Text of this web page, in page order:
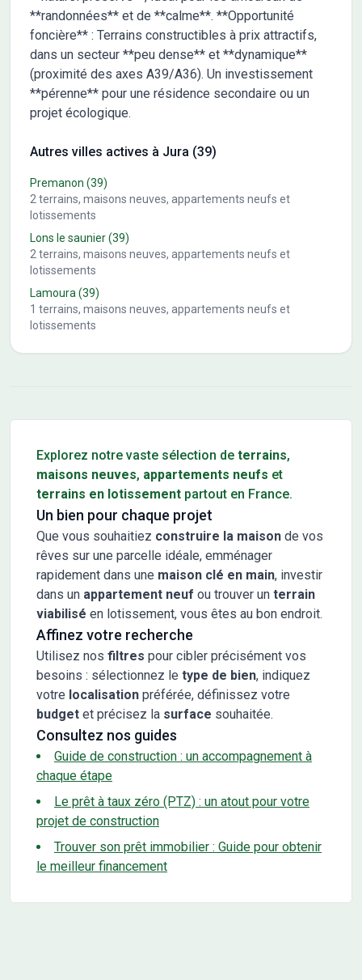
**randonnées** et de **calme**. **Opportunité
foncière** : Terrains constructibles à prix attractifs,
dans un secteur **peu dense** et **dynamique**
(proximité des axes A39/A36). Un investissement
**pérenne** pour une résidence secondaire ou un
projet écologique.
Autres villes actives à Jura (39)
Premanon (39)
2 terrains, maisons neuves, appartements neufs et
lotissements
Lons le saunier(39)
2 terrains, maisons neuves, appartements neufs et
lotissements
Lamoura (39)
1 terrains, maisons neuves, appartements neufs et
lotissements
Explorez notre vaste sélection de terrains,
maisons neuves, appartements neufs et
terrains en lotissement partout en France.
Un bien pour chaque projet
Que vous souhaitiez construire la maison de vos
rêves sur une parcelle idéale, emménager
rapidement dans une maison clé en main, investir
dans un appartement neuf ou trouver un terrain
viabilisé en lotissement, vous êtes au bon endroit.
Affinez votre recherche
Utilisez nos filtres pour cibler précisément vos
besoins : sélectionnez le type de bien, indiquez
votre localisation préférée, définissez votre
budget et précisez la surface souhaitée.
Consultez nos guides
Guide de construction : un accompagnement à
chaque étape
Le prêt à taux zéro (PTZ) : un atout pour votre
projet de construction
Trouver son prêt immobilier : Guide pour obtenir
le meilleur financement